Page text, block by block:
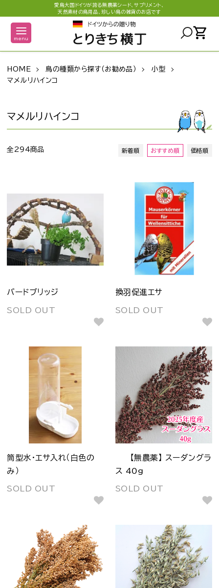
愛鳥大国ドイツが誇る無農薬シード、サプリメント、
天然素材の鳥用品、珍しい鳥の雑貨のお店です
menu shopping_cart
HOME 鳥の種類から探す（お勧め品）
小型
マメルリハインコ
マメルリハインコ
全294商品 新着順 おすすめ順 価格順
バードブリッジ
SOLD OUT
換羽促進エサ
SOLD OUT
筒型水・エサ入れ（白色の
み）
SOLD OUT
【無農薬】 スーダングラ
ス 40g
SOLD OUT